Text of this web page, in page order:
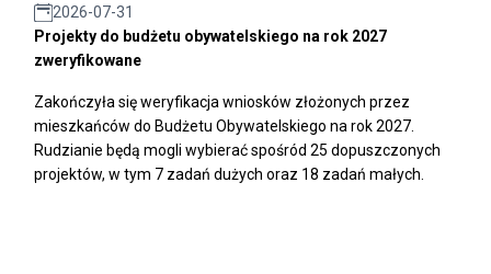
2026-07-31
Projekty do budżetu obywatelskiego na rok 2027
zweryfikowane
Zakończyła się weryfikacja wniosków złożonych przez
mieszkańców do Budżetu Obywatelskiego na rok 2027.
Rudzianie będą mogli wybierać spośród 25 dopuszczonych
projektów, w tym 7 zadań dużych oraz 18 zadań małych.